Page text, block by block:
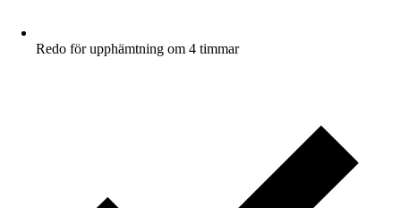
Redo för upphämtning om 4 timmar